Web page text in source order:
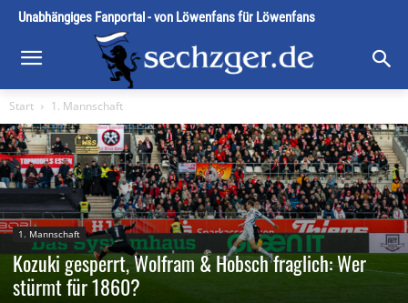
Unabhängiges Fanportal - von Löwenfans für Löwenfans
Start 1. Mannschaft
1. Mannschaft
Kozuki gesperrt, Wolfram & Hobsch fraglich: Wer
stürmt für 1860?